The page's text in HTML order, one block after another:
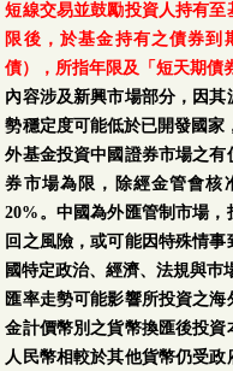
短線交易並鼓勵投資人持有
限後，於基金持有之債券到
債），所指年限及「短天期債
內容涉及新興市場部分，因
勢穩定度可能低於已開發國家
外基金投資中國證券市場之
券市場為限，除經金管會核
20%。中國為外匯管制市場
回之風險，或可能因特殊情
國特定政治、經濟、法規與巿
匯率走勢可能影響所投資之
金計價幣別之貨幣換匯後投資
人民幣相較於其他貨幣仍受